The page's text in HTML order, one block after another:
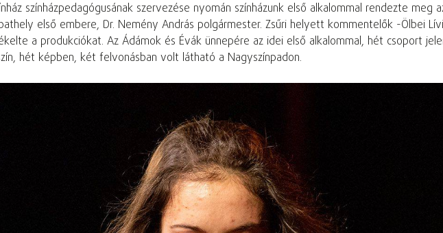
színházpedagógusának szervezése nyomán színházunk első alkalommal rendezte
első embere, Dr. Nemény András polgármester. Zsűri helyett kommentelők -Ölbei
a produkciókat. Az Ádámok és Évák ünnepére az idei első alkalommal, hét csoport
hét képben, két felvonásban volt látható a Nagyszínpadon.